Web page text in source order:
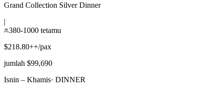
Grand Collection Silver Dinner
|
380-1000 tetamu
$218.80++/pax
jumlah $99,690
Isnin – Khamis· DINNER